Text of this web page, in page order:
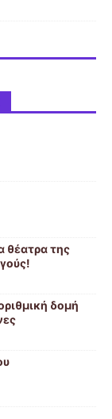
θέατρα της
δομή